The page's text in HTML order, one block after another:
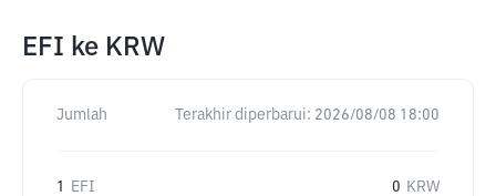
EFI ke KRW
Jumlah Terakhir diperbarui: 2026/08/08 18:00
1 EFI 0 KRW